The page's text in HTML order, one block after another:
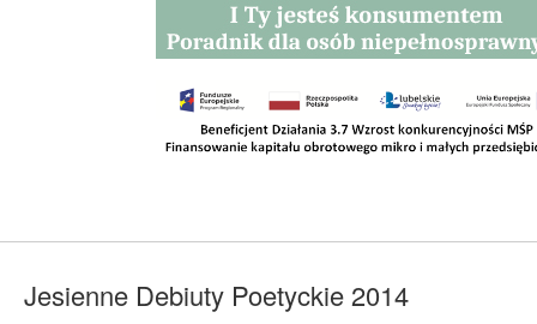
Jesienne Debiuty Poetyckie 2014